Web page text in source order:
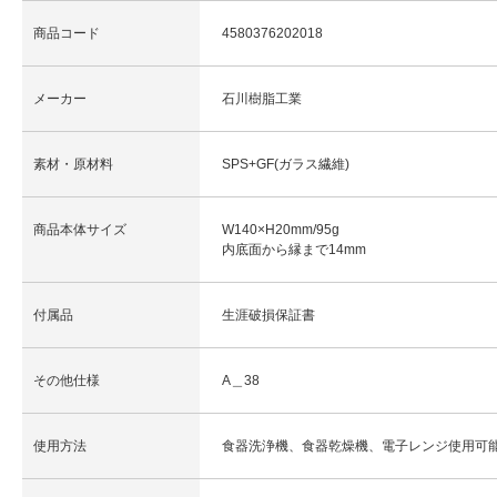
商品コード 4580376202018
メーカー 石川樹脂工業
素材・原材料 SPS+GF(ガラス繊維)
商品本体サイズ
W140×H20mm/95g
内底面から縁まで14mm
付属品 生涯破損保証書
その他仕様 A＿38
使用方法 食器洗浄機、食器乾燥機、電子レンジ使用可